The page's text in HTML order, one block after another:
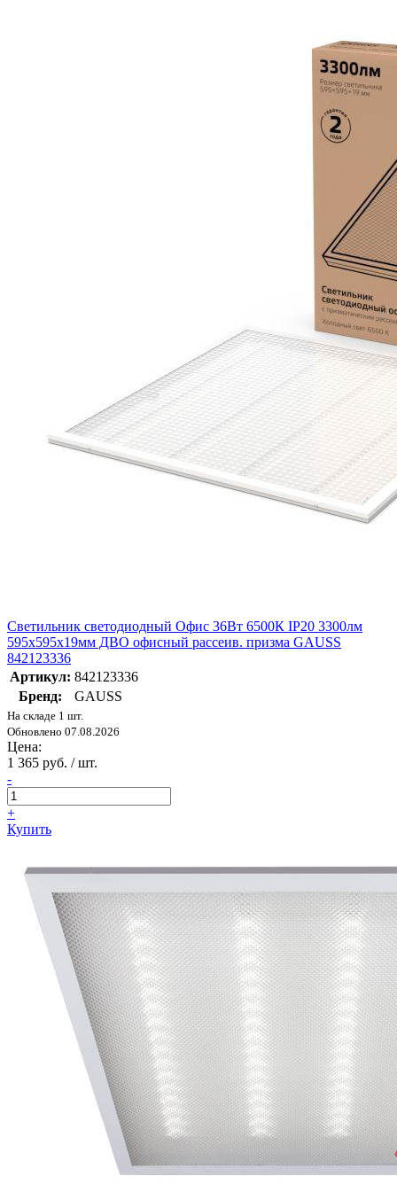
Светильник светодиодный Офис 36Вт 6500К IP20 3300лм
595х595х19мм ДВО офисный рассеив. призма GAUSS
842123336
Артикул: 842123336
Бренд:
GAUSS
На складе 1 шт.
Обновлено 07.08.2026
Цена:
1 365 руб. / шт.
-
+
Купить